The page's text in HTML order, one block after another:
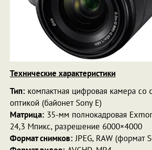
Технические характеристики
Тип: компактная цифровая камера со
оптикой (байонет Sony E)
Матрица: 35-мм полнокадровая
24,3 Мпикс, разрешение 6000×4000
Формат снимков:JPEG, RAW (формат